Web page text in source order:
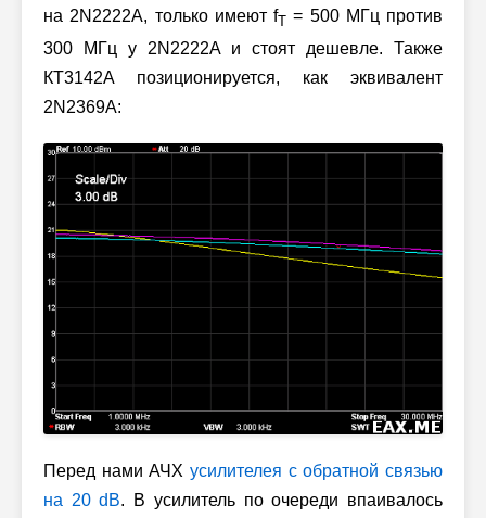
на 2N2222A, только имеют fT = 500 МГц против
300 МГц у 2N2222A и стоят дешевле. Также
КТ3142A позиционируется, как эквивалент
2N2369A:
Перед нами АЧХ усилителея с обратной связью
на 20 dB. В усилитель по очереди впаивалось